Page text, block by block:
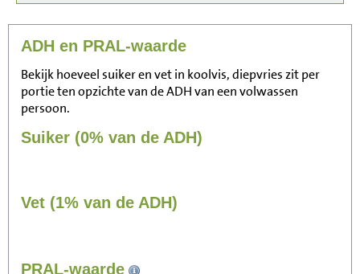
ADH en PRAL-waarde
Bekijk hoeveel suiker en vet in koolvis, diepvries zit per
portie ten opzichte van de ADH van een volwassen
persoon.
Suiker (0% van de ADH)
Vet (1% van de ADH)
PRAL-waarde